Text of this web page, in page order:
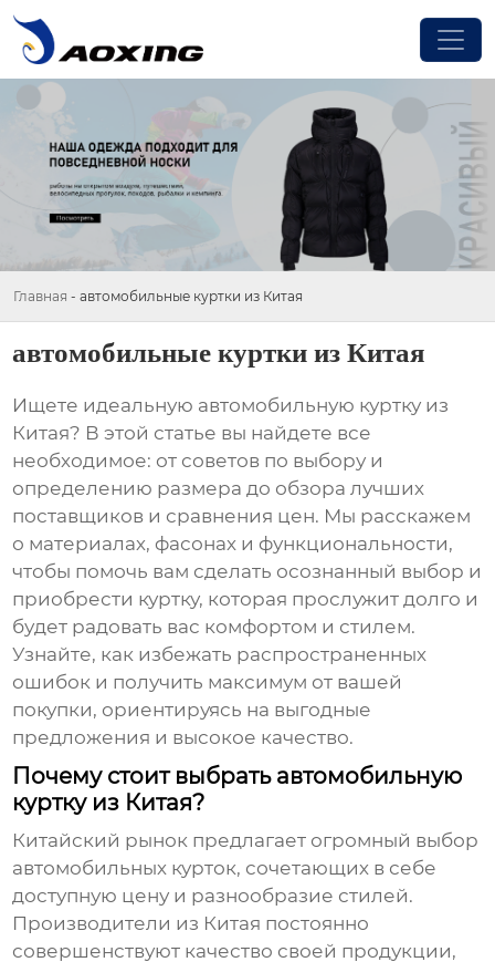
Главная - автомобильные куртки из Китая
автомобильные куртки из Китая
Ищете идеальную автомобильную куртку из
Китая? В этой статье вы найдете все
необходимое: от советов по выбору и
определению размера до обзора лучших
поставщиков и сравнения цен. Мы расскажем
о материалах, фасонах и функциональности,
чтобы помочь вам сделать осознанный выбор и
приобрести куртку, которая прослужит долго и
будет радовать вас комфортом и стилем.
Узнайте, как избежать распространенных
ошибок и получить максимум от вашей
покупки, ориентируясь на выгодные
предложения и высокое качество.
Почему стоит выбрать автомобильную
куртку из Китая?
Китайский рынок предлагает огромный выбор
автомобильных курток, сочетающих в себе
доступную цену и разнообразие стилей.
Производители из Китая постоянно
совершенствуют качество своей продукции,